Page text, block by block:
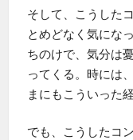
そして、こうした
とめどなく気にな
ちのけで、気分は
ってくる。時には
まにもこういった
でも、こうしたコ